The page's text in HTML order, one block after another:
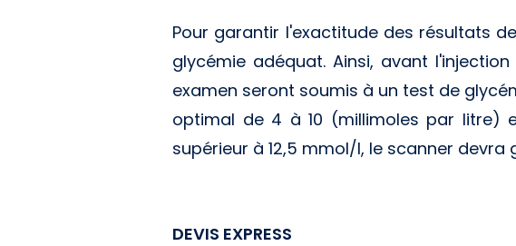
Pour garantir l'exactitude des résultats
glycémie adéquat. Ainsi, avant
examen seront soumis à un test de
optimal de 4 à 10 (millimoles par litre)
supérieur à 12,5 mmol/l, le scanner
DEVIS EXPRESS